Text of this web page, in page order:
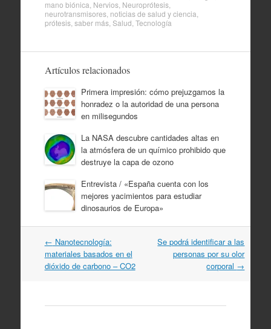
mano biónica Nervios, Neuroprótesis,
neurotransmisores, noticias de salud y ciencia
prótesis, saber más, Salud Tecnología
Artículos relacionados
Primera impresión: cómo prejuzgamos la
honradez o la autoridad de una persona
en milisegundos
La NASA descubre cantidades altas en
la atmósfera de un químico prohibido que
destruye la capa de ozono
Entrevista / «España cuenta con los
mejores yacimientos para estudiar
dinosaurios de Europa»
Navegación
por
artículos
← Nanotecnología:
materiales basados en el
dióxido de carbono – CO2
Se podrá identificar a las
personas por su olor
corporal →